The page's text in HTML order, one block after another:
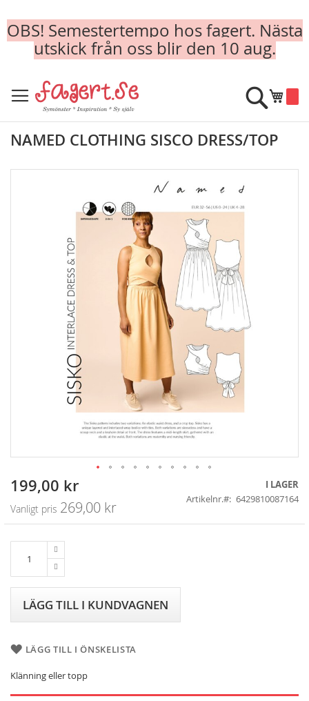
OBS! Semestertempo hos fagert. Nästa
utskick från oss blir den 10 aug.
to
Content
Min
Sök
NAMED CLOTHING SISCO DRESS/TOP
Skip
the
beginning
images
Specialpris
199,00 kr
Vanligt pris 269,00 kr
I LAGER
Artikelnr.
6429810087164
LÄGG TILL I KUNDVAGNEN
LÄGG TILL I ÖNSKELISTA
Klänning eller topp